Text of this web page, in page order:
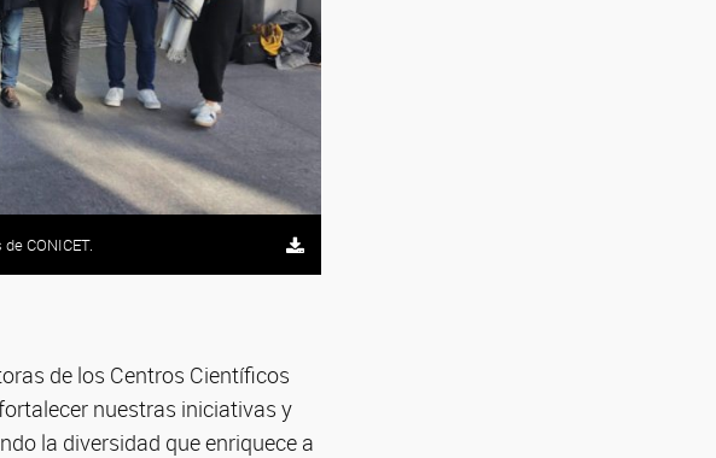
CONICET.
de los Centros Científicos
nuestras iniciativas y
la diversidad que enriquece a